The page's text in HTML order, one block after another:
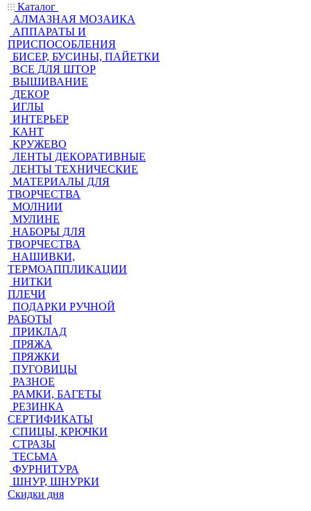
Каталог
АЛМАЗНАЯ МОЗАИКА
АППАРАТЫ И
ПРИСПОСОБЛЕНИЯ
БИСЕР, БУСИНЫ, ПАЙЕТКИ
ВСЕ ДЛЯ ШТОР
ВЫШИВАНИЕ
ДЕКОР
ИГЛЫ
ИНТЕРЬЕР
КАНТ
КРУЖЕВО
ЛЕНТЫ ДЕКОРАТИВНЫЕ
ЛЕНТЫ ТЕХНИЧЕСКИЕ
МАТЕРИАЛЫ ДЛЯ
ТВОРЧЕСТВА
МОЛНИИ
МУЛИНЕ
НАБОРЫ ДЛЯ
ТВОРЧЕСТВА
НАШИВКИ,
ТЕРМОАППЛИКАЦИИ
НИТКИ
ПЛЕЧИ
ПОДАРКИ РУЧНОЙ
РАБОТЫ
ПРИКЛАД
ПРЯЖА
ПРЯЖКИ
ПУГОВИЦЫ
РАЗНОЕ
РАМКИ, БАГЕТЫ
РЕЗИНКА
СЕРТИФИКАТЫ
СПИЦЫ, КРЮЧКИ
СТРАЗЫ
ТЕСЬМА
ФУРНИТУРА
ШНУР, ШНУРКИ
Скидки дня